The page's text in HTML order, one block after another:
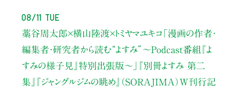
08/11 Tue
藁谷周太郎×横山陸渡×トミヤマユキコ「漫画の作者・
編集者・研究者から読む“よすみ” 〜Podcast番組『よ
すみの様子見』特別出張版〜」
『別冊よすみ 第二
集』『ジャングルジムの眺め』（SORAJIMA）W刊行記